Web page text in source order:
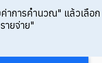
าการคำนวณ" แล้วเลือ
ายจ่าย"